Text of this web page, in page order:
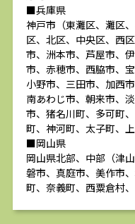
■兵庫県
神戸市（東灘区、灘区
区、北区、中央区、西
市、洲本市、芦屋市、
市、赤穂市、西脇市、
小野市、三田市、加西
南あわじ市、朝来市、
市、猪名川町、多可町
町、神河町、太子町、
■岡山県
岡山県北部、中部（津
磐市、真庭市、美作市
町、奈義町、西粟倉村